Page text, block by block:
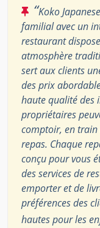
“Koko
familial avec un
restaurant
atmosphère
sert aux clients
des prix
haute qualité des
propriétaires
comptoir, en train
repas. Chaque
conçu pour vous
des services de
emporter et de
préférences des
hautes pour les